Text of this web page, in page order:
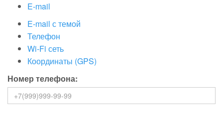
E-mail
E-mail с темой
Телефон
Wi-Fi сеть
Координаты (GPS)
Номер телефона: